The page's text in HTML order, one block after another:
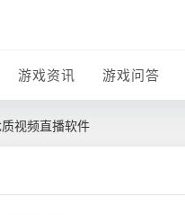
游戏资讯 游戏问答
视频直播软件